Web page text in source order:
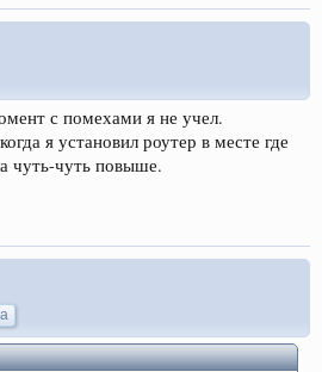
с помехами я не учел.
я установил роутер в месте где
чуть-чуть повыше.